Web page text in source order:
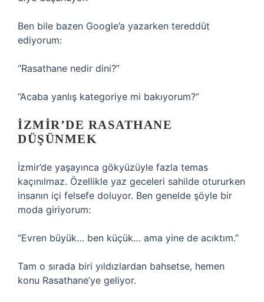
Ben bile bazen Google’a yazarken tereddüt
ediyorum:
“Rasathane nedir dini?”
“Acaba yanlış kategoriye mi bakıyorum?”
İZMIR’DE RASATHANE
DÜŞÜNMEK
İzmir’de yaşayınca gökyüzüyle fazla temas
kaçınılmaz. Özellikle yaz geceleri sahilde otururken
insanın içi felsefe doluyor. Ben genelde şöyle bir
moda giriyorum:
“Evren büyük… ben küçük… ama yine de acıktım.”
Tam o sırada biri yıldızlardan bahsetse, hemen
konu Rasathane’ye geliyor.